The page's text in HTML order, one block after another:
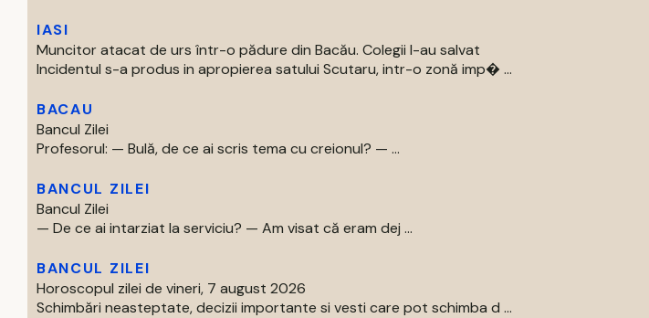
IASI
Muncitor atacat de urs într-o pădure din Bacău. Colegii l-au salvat
Incidentul s-a produs in apropierea satului Scutaru, intr-o zonă imp� ...
BACAU
Bancul Zilei
Profesorul: — Bulă, de ce ai scris tema cu creionul? — ...
BANCUL ZILEI
Bancul Zilei
— De ce ai intarziat la serviciu? — Am visat că eram dej ...
BANCUL ZILEI
Horoscopul zilei de vineri, 7 august 2026
Schimbări neasteptate, decizii importante si vesti care pot schimba d ...